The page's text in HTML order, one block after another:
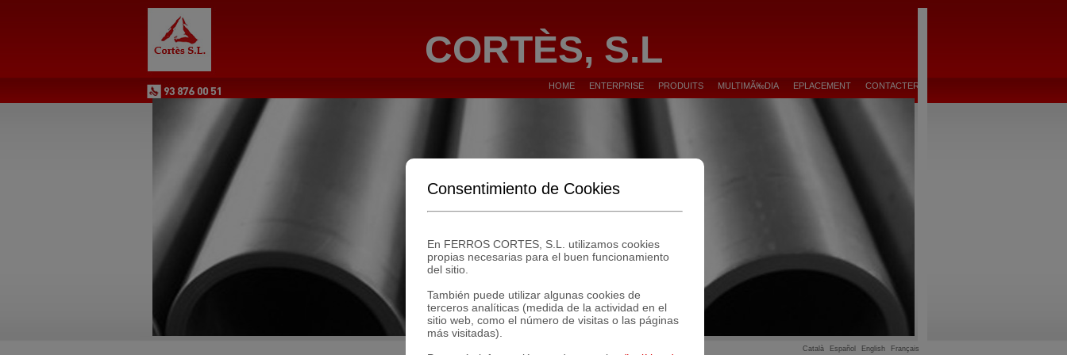
Consentimiento de Cookies
En FERROS CORTES, S.L. utilizamos cookies
propias necesarias para el buen funcionamiento
del sitio.
También puede utilizar algunas cookies de
terceros analíticas (medida de la actividad en el
sitio web, como el número de visitas o las páginas
más visitadas).
CORTÈS, S.L
HOME ENTERPRISE PRODUITS MULTIMÃ‰DIA EPLACEMENT CONTACTER
Català Español English Français